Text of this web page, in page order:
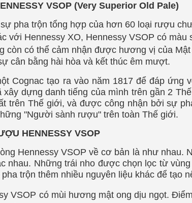
VSOP (Very Superior Old Pale)
pha trộn tổng hợp của hơn 60 loại rượu
với Hennessy XO, Hennessy VSOP có
còn có thể cảm nhận được hương vị của
cân bằng hài hòa và kết thúc êm mượt.
Cognac tạo ra vào năm 1817 để đáp ứng
xây dựng danh tiếng của mình trên gần 2
trên Thế giới, và được công nhận bởi sự
"Người sành rượu" trên toàn Thế giới.
HENNESSY VSOP
Hennessy VSOP về cơ bản là như
nhau. Những trái nho được chọn lọc từ
trộn thêm nhiều nguyên liệu khác để tạo
VSOP có mùi hương mật ong dịu ngọt.